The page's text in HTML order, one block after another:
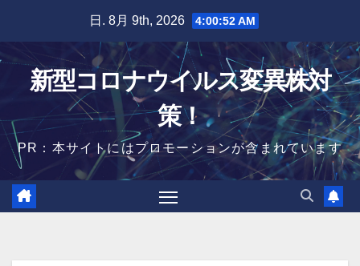
content
日. 8月 9th, 2026 4:00:53 AM
新型コロナウイルス変異株対
策！
PR：本サイトにはプロモーションが含まれています